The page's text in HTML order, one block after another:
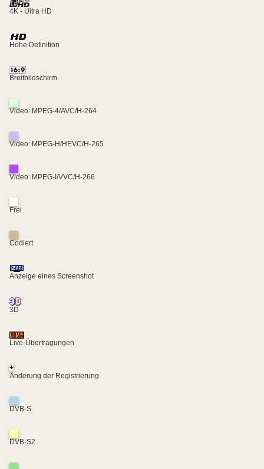
4K - Ultra HD
Hohe Definition
Breitbildschirm
Video: MPEG-4/AVC/H-264
Video: MPEG-H/HEVC/H-265
Video: MPEG-I/VVC/H-266
Frei
Codiert
Anzeige eines Screenshot
3D
Live-Übertragungen
+
Änderung der Registrierung
DVB-S
DVB-S2